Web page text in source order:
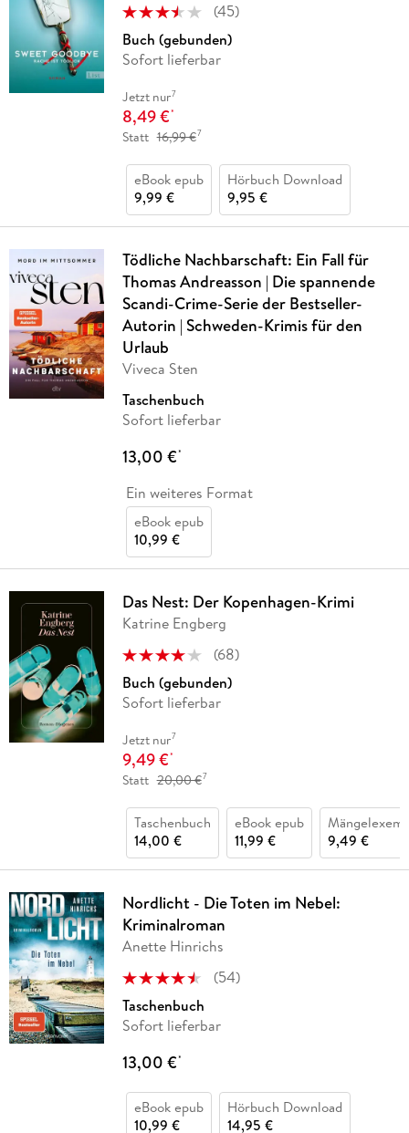
(45)
Buch (gebunden)
Sofort lieferbar
Jetzt nur7
8,49 €*
Statt 16,99 €7
eBook epub
9,99 €
Hörbuch Download
9,95 €
Tödliche Nachbarschaft: Ein Fall für
Thomas Andreasson | Die spannende
Scandi-Crime-Serie der Bestseller-
Autorin | Schweden-Krimis für den
Urlaub
Viveca Sten
Taschenbuch
Sofort lieferbar
13,00 €*
Ein weiteres Format
eBook epub
10,99 €
Das Nest: Der Kopenhagen-Krimi
Katrine Engberg
(68)
Buch (gebunden)
Sofort lieferbar
Jetzt nur7
9,49 €*
Statt 20,00 €7
Taschenbuch
14,00 €
eBook epub
11,99 €
9,49 €
Nordlicht - Die Toten im Nebel:
Kriminalroman
Anette Hinrichs
(54)
Taschenbuch
Sofort lieferbar
13,00 €*
eBook epub
10,99 €
Hörbuch Download
14,95 €